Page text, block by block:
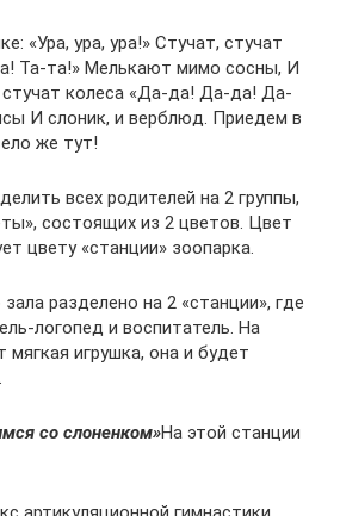
«Ура, ура, ура!» Стучат, стучат
Та-та!» Мелькают мимо сосны, И
стучат колеса «Да-да! Да-да! Да-
И слоник, и верблюд. Приедем в
же тут!
всех родителей на 2 группы,
состоящих из 2 цветов. Цвет
цвету «станции» зоопарка.
разделено на 2 «станции», где
логопед и воспитатель. На
игрушка, она и будет
со слоненком»На этой станции